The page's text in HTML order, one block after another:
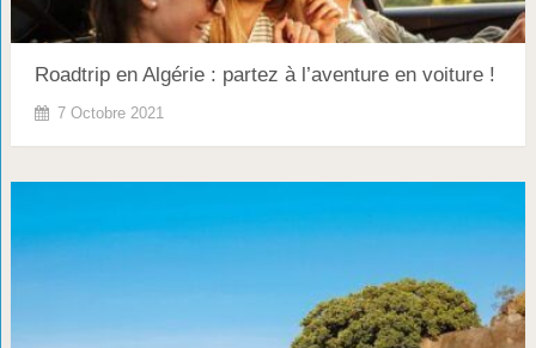
Roadtrip en Algérie : partez à l’aventure en voiture !
7 Octobre 2021